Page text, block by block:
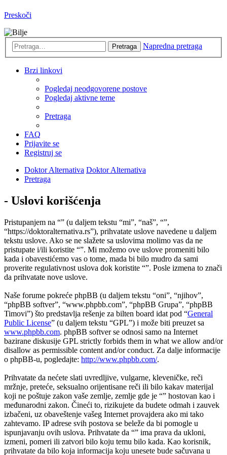
Preskoči
Pretraga Napredna pretraga
Brzi linkovi
Pogledaj neodgovorene postove
Pogledaj aktivne teme
Pretraga
FAQ
Prijavite se
Registruj se
Doktor Alternativa Doktor Alternativa
Pretraga
- Uslovi korišćenja
Pristupanjem na “” (u daljem tekstu “mi”, “naš”, “”,
“https://doktoralternativa.rs”), prihvatate uslove navedene u daljem
tekstu uslove. Ako se ne slažete sa uslovima molimo vas da ne
pristupate i/ili koristite “”. Mi možemo ove uslove promeniti bilo
kada i obavestićemo vas o tome, mada bi bilo mudro da sami
proverite regulativnost uslova dok koristite “”. Posle izmena to znači
da prihvatate nove uslove.
Naše forume pokreće phpBB (u daljem tekstu “oni”, “njihov”,
“phpBB softver”, “www.phpbb.com”, “phpBB Grupa”, “phpBB
Timovi”) što predstavlja rešenje za bilten board idat pod “General
Public License” (u daljem tekstu “GPL”) i može biti preuzet sa
www.phpbb.com. phpBB softver se odnosi samo na Internet
bazirane diskusije GPL strictly forbids them in what we allow and/or
disallow as permissible content and/or conduct. Za dalje informacije
o phpBB-u, pogledajte: http://www.phpbb.com/.
Prihvatate da nećete slati uvredljive, vulgarne, kleveničke, reči
mržnje, preteće, seksualno orijentisane reči ili bilo kakav materijal
koji ne poštuje zakon vaše zemlje, zemlje gde je “” hostovan kao i
međunarodni zakon. Čineći to, rizikujete da budete odmah i zauvek
izbačeni, uz obaveštenje vašeg Internet provajdera ako mi tako
zahtevamo. IP adrese svih postova se beleže da bi pomogle u
ispunjavanju ovih uslova. Prihvatate da “” ima prava da ukloni,
izmeni, pomeri ili zatvori bilo koju temu bilo kada. Kao korisnik,
prihvatate da bilo koja informacija koju unesete bude sačuvana u